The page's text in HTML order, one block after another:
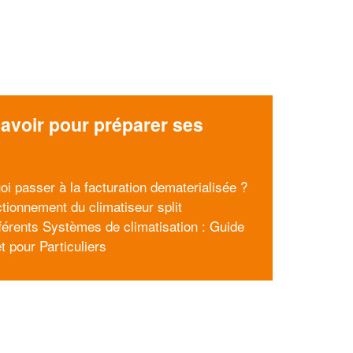
pour préparer ses
passer à la facturation dematerialisée ?
du climatiseur split
Systèmes de climatisation : Guide
pour Particuliers